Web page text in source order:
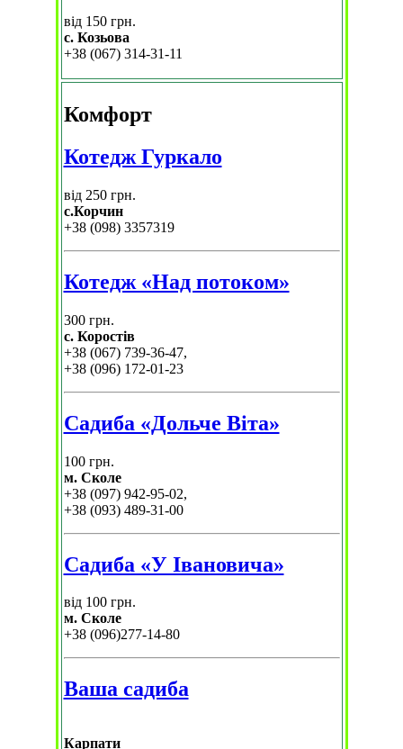
від 150 грн.
с. Козьова
+38 (067) 314-31-11
Комфорт
Котедж Гуркало
від 250 грн.
с.Корчин
+38 (098) 3357319
Котедж «Над потоком»
300 грн.
с. Коростів
+38 (067) 739-36-47,
+38 (096) 172-01-23
Садиба «Дольче Віта»
100 грн.
м. Сколе
+38 (097) 942-95-02,
+38 (093) 489-31-00
Садиба «У Івановича»
від 100 грн.
м. Сколе
+38 (096)277-14-80
Ваша садиба
Карпати